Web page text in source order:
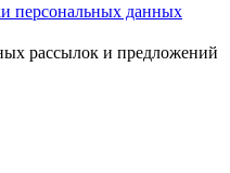
персональных данных
рассылок и предложений